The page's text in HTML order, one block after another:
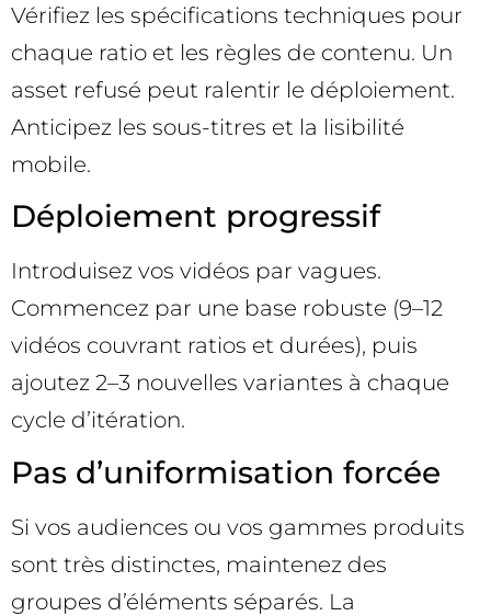
Vérifiez les spécifications techniques pour
chaque ratio et les règles de contenu. Un
asset refusé peut ralentir le déploiement.
Anticipez les sous-titres et la lisibilité
mobile.
Déploiement progressif
Introduisez vos vidéos par vagues.
Commencez par une base robuste (9–12
vidéos couvrant ratios et durées), puis
ajoutez 2–3 nouvelles variantes à chaque
cycle d’itération.
Pas d’uniformisation forcée
Si vos audiences ou vos gammes produits
sont très distinctes, maintenez des
groupes d’éléments séparés. La